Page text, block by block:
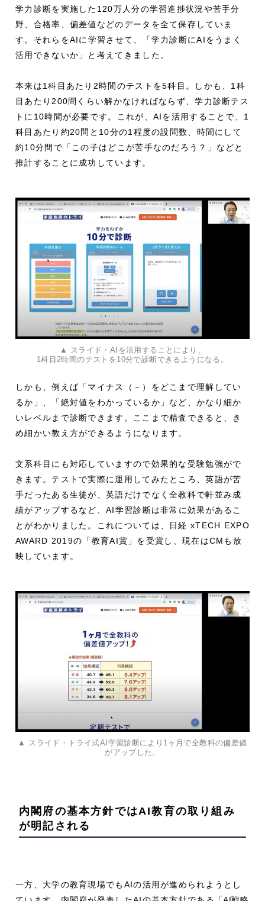
学力診断を実施した120万人分の学習進捗状況や苦手分
野、合格率、偏差値などのデータを全て保存していま
す。それらをAIに学習させて、「学力診断にAIをうまく
活用できないか」と考えてきました。
本来は1科目あたり2時間のテストを5科目。しかも、1科
目あたり200問くらい解かなければならず、学力診断テス
トに10時間が必要です。これが、AIを活用することで、1
科目あたり約20問と10分の1程度の設問数、時間にして
約10分間で「この子はどこが苦手なのだろう？」などと
推計することに成功しています。
▲ スライド・AIを活用することにより、
1科目2時間のテストを10分で診断できるようになる。
しかも、例えば「マイナス（－）をどこまで理解してい
るか」、「絶対値をわかっているか」など、かなり細か
いレベルまで診断できます。ここまで精査できると、き
め細かい教え方ができるようになります。
文系科目にも対応していますので効果的な受験勉強がで
きます。テストで実際に運用してみたところ、英語が苦
手だったある生徒が、英語だけでなく全教科で軒並み成
績がアップするなど、AI学習診断は非常に効果があるこ
とがわかりました。これについては、日経 xTECH EXPO
AWARD 2019の「教育AI賞」を受賞し、現在はCMも放
映しています。
▲ スライド・トライ式AI学習診断により1ヶ月で全教科の偏差値
がアップした。
内閣府の基本方針ではAI教育の取り組み
が明記される
一方、大学の教育現場でもAIの活用が進められようとし